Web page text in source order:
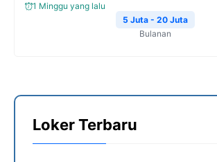
1 Minggu yang lalu
5 Juta - 20 Juta
Bulanan
Loker Terbaru